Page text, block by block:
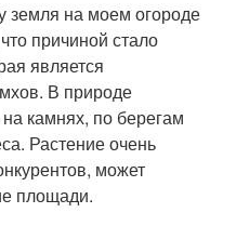
земля на моем огороде
причиной стало
является
В природе
камнях, по берегам
Растение очень
может
площади.